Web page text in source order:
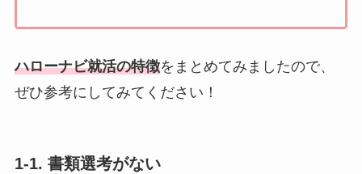
ハローナビ就活の特徴をまとめてみましたので、
ぜひ参考にしてみてください！
1-1. 書類選考がない